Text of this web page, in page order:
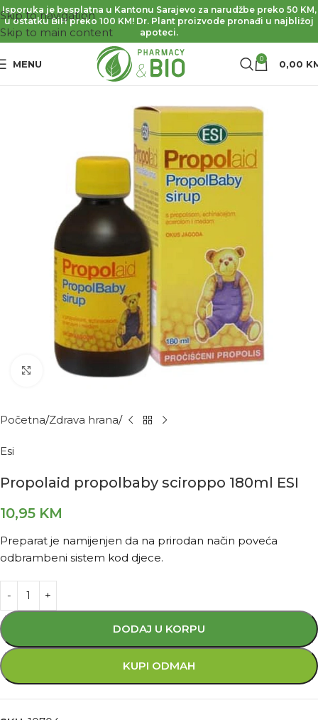
Skip to navigation
Skip to main content
Isporuka je besplatna u Kantonu Sarajevo za narudžbe preko 50 KM,
u ostatku BiH preko 100 KM! Dr. Plant proizvode pronađi u najbližoj
apoteci.
MENU 0 0,00
Kliknite za povećanje
Početna Zdrava hrana
Esi
Propolaid propolbaby sciroppo 180ml ESI
10,95 KM
Preparat je namijenjen da na prirodan način poveća
odbrambeni sistem kod djece.
DODAJ U KORPU
KUPI ODMAH